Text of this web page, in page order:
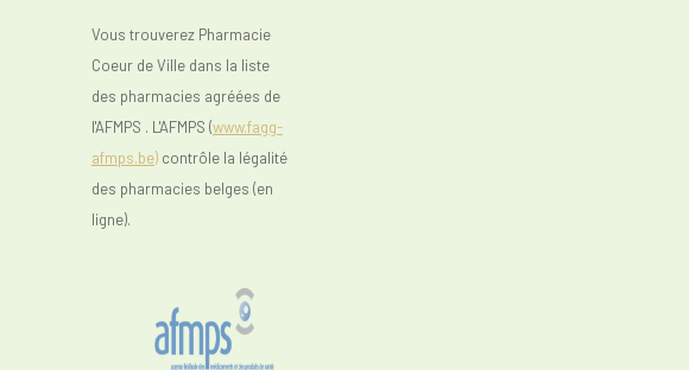
Vous trouverez Pharmacie
Coeur de Ville dans la liste
des pharmacies agréées de
l'AFMPS . L'AFMPS (www.fagg-
afmps.be)contrôle la légalité
des pharmacies belges (en
ligne).